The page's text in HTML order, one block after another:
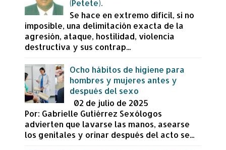
(Petete).
Se hace en extremo difícil, si no
imposible, una delimitación exacta de la
agresión, ataque, hostilidad, violencia
destructiva y sus contrap...
Ocho hábitos de higiene para
hombres y mujeres antes y
después del sexo
02 de julio de 2025
Por: Gabrielle Gutiérrez Sexólogos
advierten que lavarse las manos, asearse
los genitales y orinar después del acto se...